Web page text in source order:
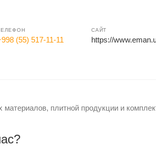
(55) 517-11-11
САЙТ
https://
плитной продукции и